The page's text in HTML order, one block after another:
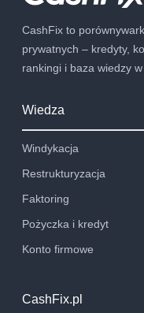
CashFix to
prywatnych – kredyty,
rankingi i baza wiedzy
Wiedza
Windykacja
Restrukturyzacja
Faktoring
Pożyczka i kredyt
Konto firmowe
CashFix.pl